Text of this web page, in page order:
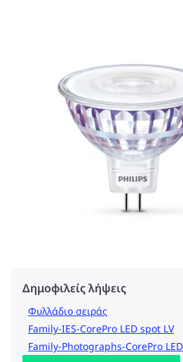
Δημοφιλείς λήψεις
Φυλλάδιο σειράς
Family-IES-CorePro LED spot LV
Family-Photographs-CorePro